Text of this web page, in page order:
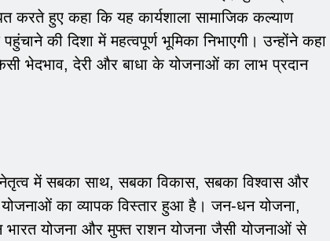
करते हुए कहा कि यह कार्यशाला सामाजिक कल्याण
की दिशा में महत्वपूर्ण भूमिका निभाएगी। उन्होंने कहा
भेदभाव, देरी और बाधा के योजनाओं का लाभ प्रदान
में सबका साथ, सबका विकास, सबका विश्वास और
का व्यापक विस्तार हुआ है। जन-धन योजना,
भारत योजना और मुफ्त राशन योजना जैसी योजनाओं से